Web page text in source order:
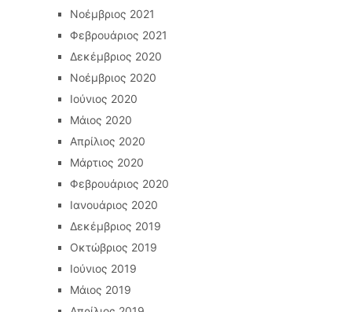
Νοέμβριος 2021
Φεβρουάριος 2021
Δεκέμβριος 2020
Νοέμβριος 2020
Ιούνιος 2020
Μάιος 2020
Απρίλιος 2020
Μάρτιος 2020
Φεβρουάριος 2020
Ιανουάριος 2020
Δεκέμβριος 2019
Οκτώβριος 2019
Ιούνιος 2019
Μάιος 2019